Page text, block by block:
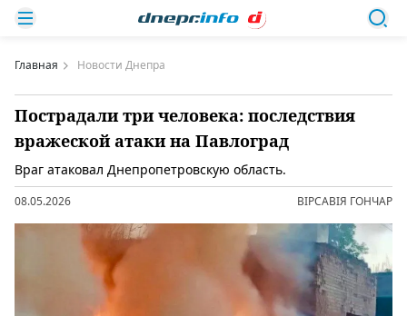
Главная Новости Днепра
Пострадали три человека: последствия
вражеской атаки на Павлоград
Враг атаковал Днепропетровскую область.
08.05.2026 ВІРСАВІЯ ГОНЧАР